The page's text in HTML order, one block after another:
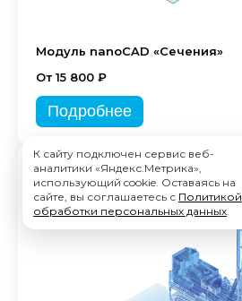
Модуль nanoCAD «Сечения»
От 15 800 ₽
Подробнее
К сайту подключен сервис веб-
аналитики «Яндекс.Метрика»,
использующий cookie. Оставаясь на
сайте, вы соглашаетесь с Политикой
обработки персональных данных.